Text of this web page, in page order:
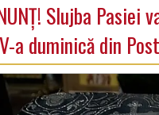
Slujba Pasiei
a duminică din